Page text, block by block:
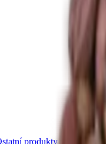
produkty z pistácií